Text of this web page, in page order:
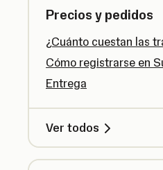
Precios y pedidos
¿Cuánto cuestan las
Cómo registrarse en
Entrega
Ver todos